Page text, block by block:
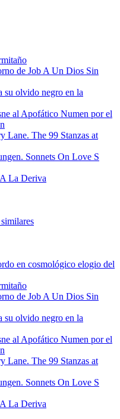
de Job A Un Dios Sin
su olvido negro en la
al Apofático Numen por el
Lane. The 99 Stanzas at
Sonnets On Love S
La Deriva
en cosmológico elogio del
de Job A Un Dios Sin
su olvido negro en la
al Apofático Numen por el
Lane. The 99 Stanzas at
Sonnets On Love S
La Deriva